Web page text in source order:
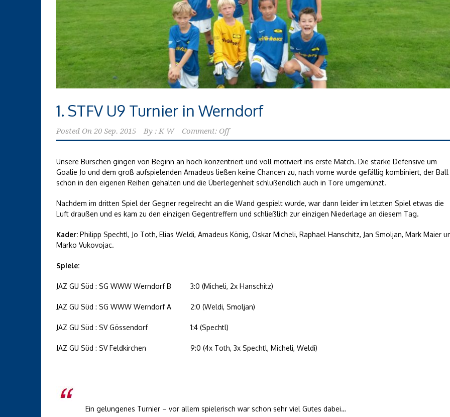
1. STFV U9 Turnier in Werndorf
Posted On 20 Sep. 2015 By : K W Comment: Off
Unsere Burschen gingen von Beginn an hoch konzentriert und voll motiviert ins erste Match. Die starke Defensive um
Goalie Jo und dem groß aufspielenden Amadeus ließen keine Chancen zu, nach vorne wurde gefällig kombiniert, der Ball
schön in den eigenen Reihen gehalten und die Überlegenheit schlußendlich auch in Tore umgemünzt.
Nachdem im dritten Spiel der Gegner regelrecht an die Wand gespielt wurde, war dann leider im letzten Spiel etwas die
Luft draußen und es kam zu den einzigen Gegentreffern und schließlich zur einzigen Niederlage an diesem Tag.
Kader: Philipp Spechtl, Jo Toth, Elias Weldi, Amadeus König, Oskar Micheli, Raphael Hanschitz, Jan Smoljan, Mark Maier
Marko Vukovojac.
Spiele:
JAZ GU Süd : SG WWW Werndorf B 3:0 (Micheli, 2x Hanschitz)
JAZ GU Süd : SG WWW Werndorf A 2:0 (Weldi, Smoljan)
JAZ GU Süd : SV Gössendorf 1:4 (Spechtl)
JAZ GU Süd : SV Feldkirchen 9:0 (4x Toth, 3x Spechtl, Micheli, Weldi)
Ein gelungenes Turnier – vor allem spielerisch war schon sehr viel Gutes dabei…